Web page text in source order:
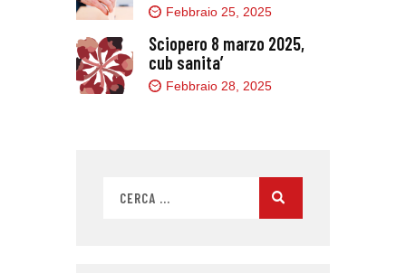
Febbraio 25, 2025
Sciopero 8 marzo 2025,
cub sanita’
Febbraio 28, 2025